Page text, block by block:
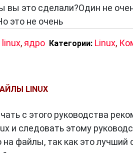
вы это сделали?Один не
это не очень
, ядро Категории: Linux,
LINUX
с этого руководства
и следовать этому
файлы, так как это лучший